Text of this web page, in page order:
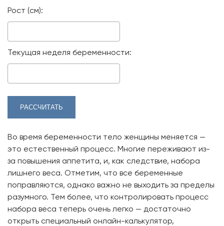
Рост (см):
Текущая неделя беременности:
РАССЧИТАТЬ
Во время беременности тело женщины меняется —
это естественный процесс. Многие переживают из-
за повышения аппетита, и, как следствие, набора
лишнего веса. Отметим, что все беременные
поправляются, однако важно не выходить за пределы
разумного. Тем более, что контролировать процесс
набора веса теперь очень легко — достаточно
открыть специальный онлайн-калькулятор,